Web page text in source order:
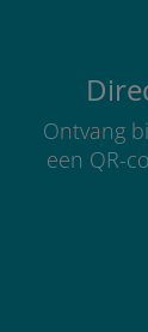
Ontvang
een QR-